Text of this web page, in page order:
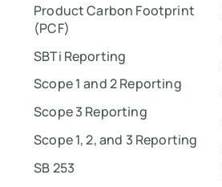
Product Carbon Footprint
(PCF)
SBTi Reporting
Scope 1 and 2 Reporting
Scope 3 Reporting
Scope 1, 2, and 3 Reporting
SB 253